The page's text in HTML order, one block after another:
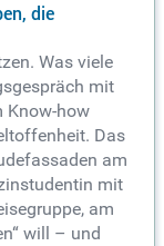
die
Was viele
mit
Know-how
Das
am
mit
am
will – und